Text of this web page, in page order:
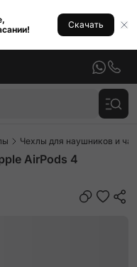
Скачать
Чехлы для наушников и
AirPods 4